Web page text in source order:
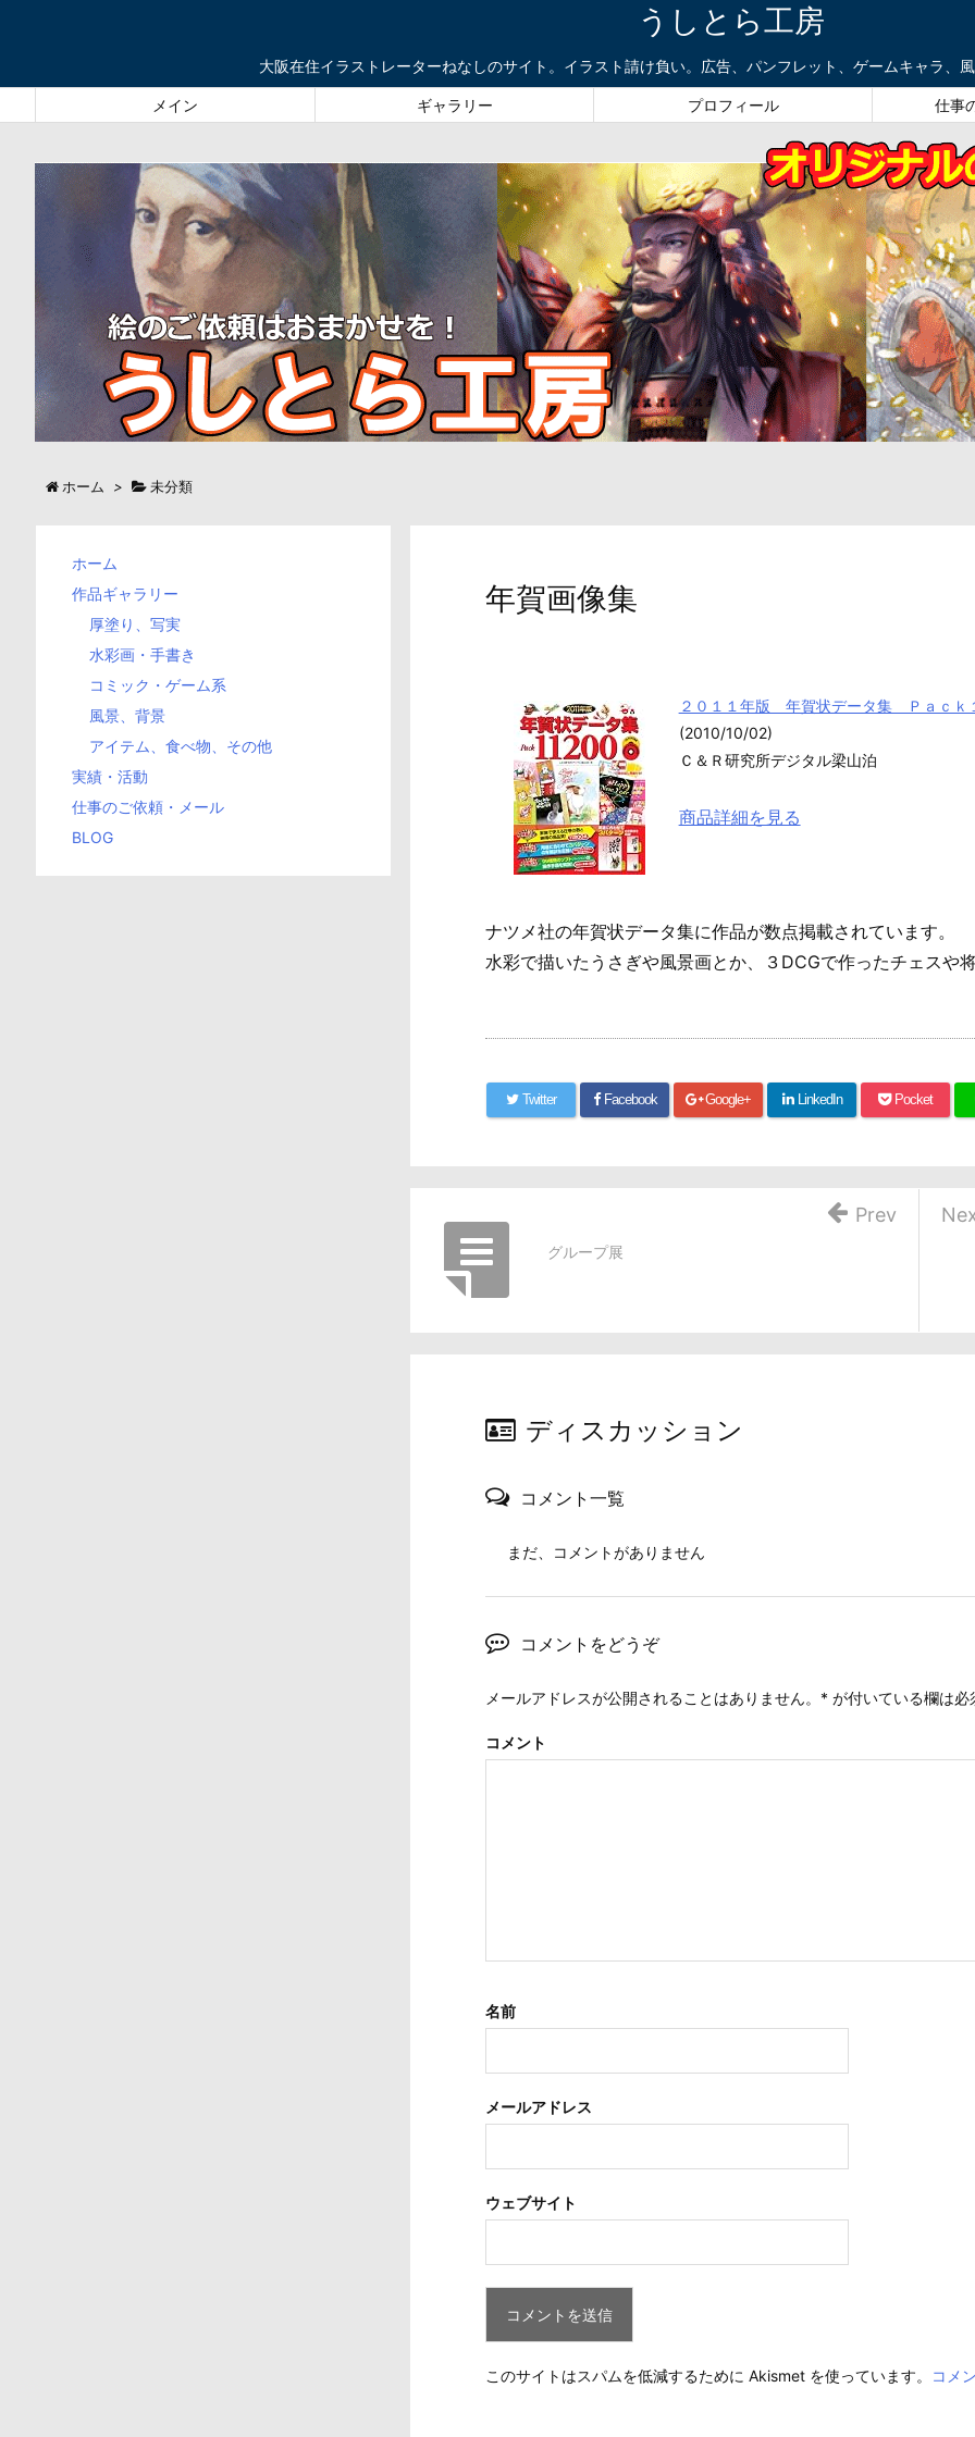
うしとら工房
大阪在住イラストレーターねなしのサイト。イラスト請け負い。広告、パンフレット、ゲームキャラ、
メイン ギャラリー プロフィール 仕事
ホーム > 未分類
年賀画像集
２０１１年版 年賀状データ集 Ｐａｃｋ
(2010/10/02)
Ｃ＆Ｒ研究所デジタル梁山泊
商品詳細を見る
ナツメ社の年賀状データ集に作品が数点掲載されています。
水彩で描いたうさぎや風景画とか、３DCGで作ったチェスや将
Twitter Facebook Google+ LinkedIn Pocket
グループ展
Prev
ディスカッション
コメント一覧
まだ、コメントがありません
コメントをどうぞ
メールアドレスが公開されることはありません。 * が付いている欄は必
コメント
名前
メールアドレス
ウェブサイト
このサイトはスパムを低減するために Akismet を使っています。 コメ
ホーム
作品ギャラリー
厚塗り、写実
水彩画・手書き
コミック・ゲーム系
風景、背景
アイテム、食べ物、その他
実績・活動
仕事のご依頼・メール
BLOG